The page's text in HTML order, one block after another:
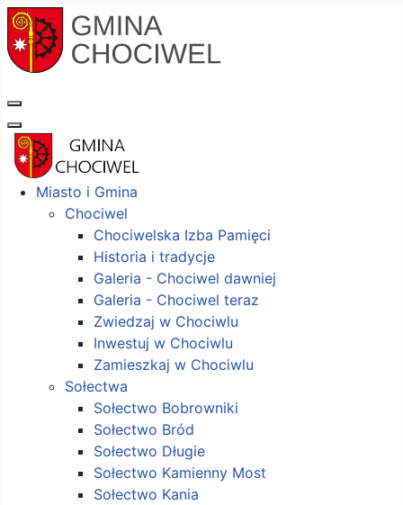
Miasto i Gmina
Chociwel
Chociwelska Izba Pamięci
Historia i tradycje
Galeria - Chociwel dawniej
Galeria - Chociwel teraz
Zwiedzaj w Chociwlu
Inwestuj w Chociwlu
Zamieszkaj w Chociwlu
Sołectwa
Sołectwo Bobrowniki
Sołectwo Bród
Sołectwo Długie
Sołectwo Kamienny Most
Sołectwo Kania